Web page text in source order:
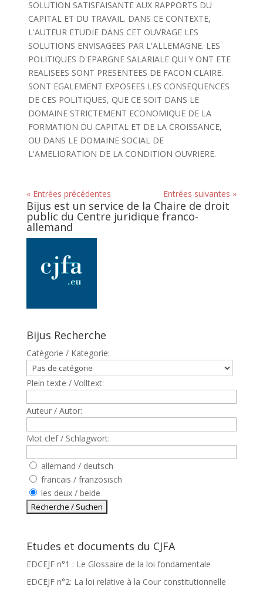
SOLUTION SATISFAISANTE AUX RAPPORTS DU
CAPITAL ET DU TRAVAIL. DANS CE CONTEXTE,
L'AUTEUR ETUDIE DANS CET OUVRAGE LES
SOLUTIONS ENVISAGEES PAR L'ALLEMAGNE. LES
POLITIQUES D'EPARGNE SALARIALE QUI Y ONT ETE
REALISEES SONT PRESENTEES DE FACON CLAIRE.
SONT EGALEMENT EXPOSEES LES CONSEQUENCES
DE CES POLITIQUES, QUE CE SOIT DANS LE
DOMAINE STRICTEMENT ECONOMIQUE DE LA
FORMATION DU CAPITAL ET DE LA CROISSANCE,
OU DANS LE DOMAINE SOCIAL DE
L'AMELIORATION DE LA CONDITION OUVRIERE.
« Entrées précédentes Entrées suivantes »
Bijus est un service de la Chaire de droit
public du Centre juridique franco-
allemand
Bijus Recherche
Catègorie / Kategorie:
Plein texte / Volltext:
Auteur / Autor:
Mot clef / Schlagwort:
allemand / deutsch
francais / französisch
les deux / beide
Etudes et documents du CJFA
EDCEJF n°1 : Le Glossaire de la loi fondamentale
EDCEJF n°2: La loi relative à la Cour constitutionnelle